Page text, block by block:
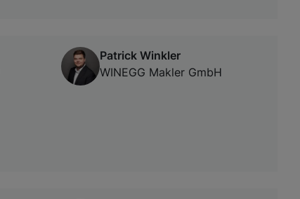
Patrick Winkler
WINEGG Makler GmbH